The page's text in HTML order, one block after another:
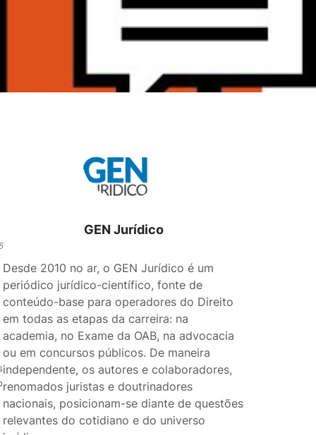
GEN Jurídico
Desde 2010 no ar, o GEN Jurídico é um
periódico jurídico-científico, fonte de
conteúdo-base para operadores do Direito
em todas as etapas da carreira: na
academia, no Exame da OAB, na advocacia
ou em concursos públicos. De maneira
independente, os autores e colaboradores,
renomados juristas e doutrinadores
nacionais, posicionam-se diante de questões
relevantes do cotidiano e do universo